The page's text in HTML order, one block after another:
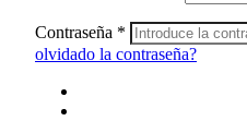
Contraseña *
olvidado la contraseña?